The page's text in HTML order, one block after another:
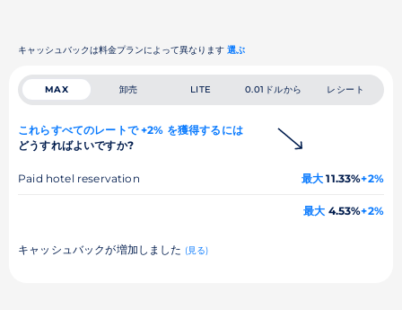
キャッシュバックは料金プランによって異なります 選ぶ
MAX 卸売 LITE 0.01ドルから レシート
これらすべてのレートで +2% を獲得するには
どうすればよいですか?
Paid hotel reservation 最大 11.33%+2%
最大 4.53%+2%
キャッシュバックが増加しました (見る)